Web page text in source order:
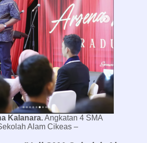
Kalanara.Angkatan 4 SMA
Alam Cikeas –